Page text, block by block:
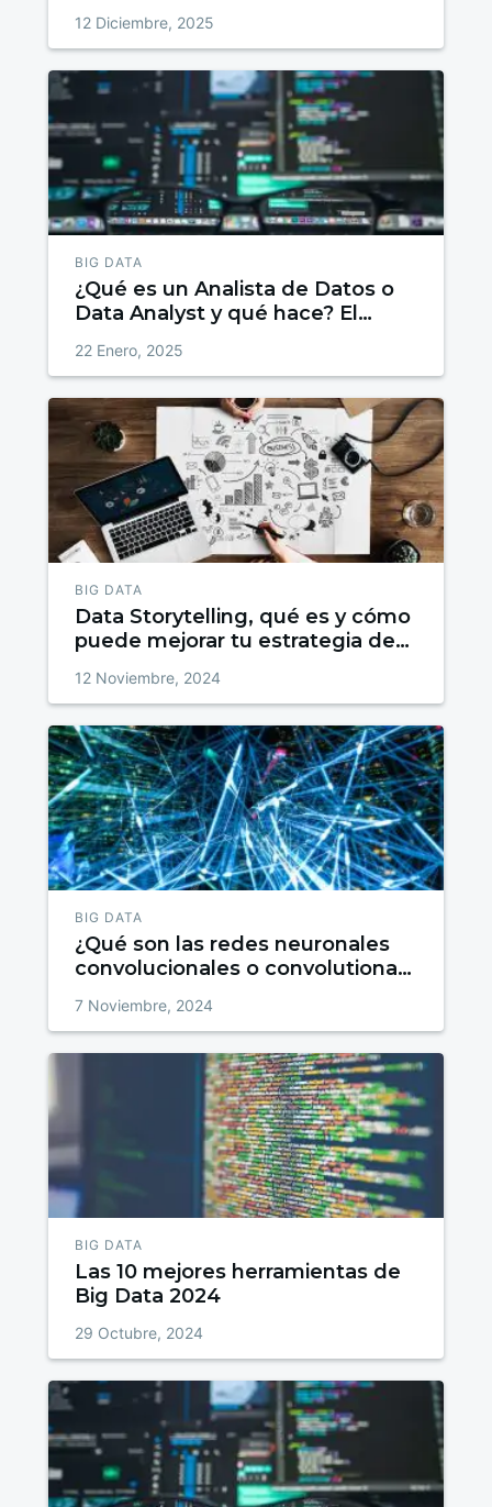
12 Diciembre, 2025
BIG DATA
¿Qué es un Analista de Datos o
Data Analyst y qué hace? El
22 Enero, 2025
BIG DATA
Data Storytelling, qué es y cómo
puede mejorar tu estrategia de
12 Noviembre, 2024
BIG DATA
¿Qué son las redes neuronales
convolucionales o convolutional
7 Noviembre, 2024
BIG DATA
Las 10 mejores herramientas de
Big Data 2024
29 Octubre, 2024